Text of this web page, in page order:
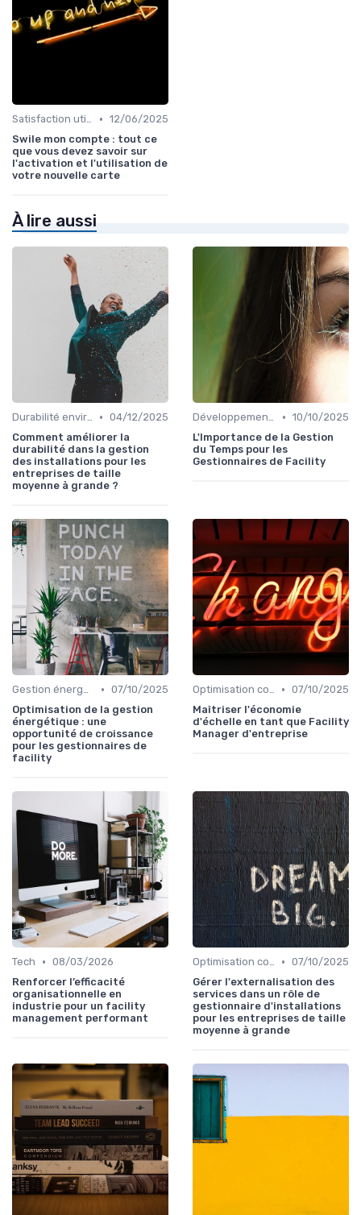
Satisfaction utilisateurs • 12/06/2025
Swile mon compte : tout ce
que vous devez savoir sur
l'activation et l'utilisation de
votre nouvelle carte
À lire aussi
Durabilité environnementale • 04/12/2025
Comment améliorer la
durabilité dans la gestion
des installations pour les
entreprises de taille
moyenne à grande ?
Développement personnel • 10/10/2025
L'Importance de la Gestion
du Temps pour les
Gestionnaires de Facility
Gestion énergétique • 07/10/2025
Optimisation de la gestion
énergétique : une
opportunité de croissance
pour les gestionnaires de
facility
Optimisation coûts • 07/10/2025
Maîtriser l'économie
d'échelle en tant que Facility
Manager d'entreprise
Tech • 08/03/2026
Renforcer l’efficacité
organisationnelle en
industrie pour un facility
management performant
Optimisation coûts • 07/10/2025
Gérer l'externalisation des
services dans un rôle de
gestionnaire d'installations
pour les entreprises de taille
moyenne à grande